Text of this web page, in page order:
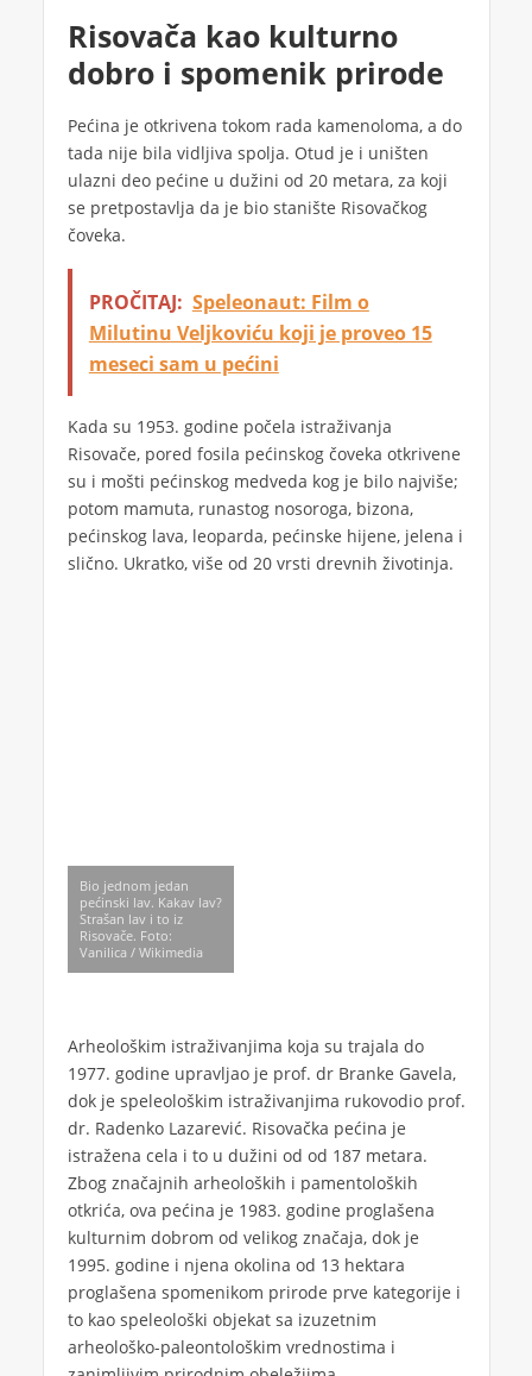
Risovača kao kulturno
dobro i spomenik prirode
Pećina je otkrivena tokom rada kamenoloma, a do
tada nije bila vidljiva spolja. Otud je i uništen
ulazni deo pećine u dužini od 20 metara, za koji
se pretpostavlja da je bio stanište Risovačkog
čoveka.
PROČITAJ: Speleonaut: Film o
Milutinu Veljkoviću koji je proveo 15
meseci sam u pećini
Kada su 1953. godine počela istraživanja
Risovače, pored fosila pećinskog čoveka otkrivene
su i mošti pećinskog medveda kog je bilo najviše;
potom mamuta, runastog nosoroga, bizona,
pećinskog lava, leoparda, pećinske hijene, jelena i
slično. Ukratko, više od 20 vrsti drevnih životinja.
Bio jednom jedan
pećinski lav. Kakav lav?
Strašan lav i to iz
Risovače. Foto:
Vanilica / Wikimedia
Arheološkim istraživanjima koja su trajala do
1977. godine upravljao je prof. dr Branke Gavela,
dok je speleološkim istraživanjima rukovodio prof.
dr. Radenko Lazarević. Risovačka pećina je
istražena cela i to u dužini od od 187 metara.
Zbog značajnih arheoloških i pamentoloških
otkrića, ova pećina je 1983. godine proglašena
kulturnim dobrom od velikog značaja, dok je
1995. godine i njena okolina od 13 hektara
proglašena spomenikom prirode prve kategorije i
to kao speleološki objekat sa izuzetnim
arheološko-paleontološkim vrednostima i